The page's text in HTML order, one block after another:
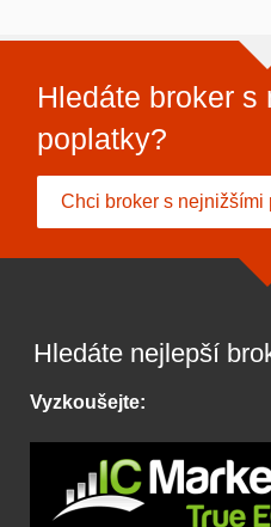
Hledáte broker s
poplatky?
Chci broker s nejnižšími
Hledáte nejlepší
Vyzkoušejte: